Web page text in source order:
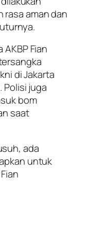
aman dan
Fian
di Jakarta
Polisi juga
bom
saat
ada
untuk